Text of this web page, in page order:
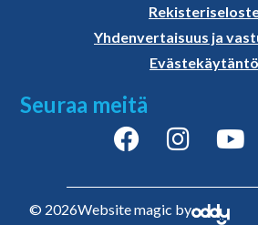
Yhdenvertaisuus ja
Evästekäytäntö
Seuraa meitä
© 2026Website magic by